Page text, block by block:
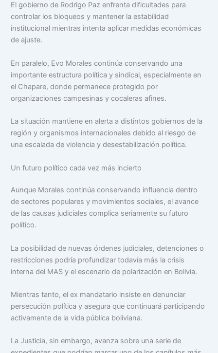
El gobierno de Rodrigo Paz enfrenta dificultades para
controlar los bloqueos y mantener la estabilidad
institucional mientras intenta aplicar medidas económicas
de ajuste.
En paralelo, Evo Morales continúa conservando una
importante estructura política y sindical, especialmente en
el Chapare, donde permanece protegido por
organizaciones campesinas y cocaleras afines.
La situación mantiene en alerta a distintos gobiernos de la
región y organismos internacionales debido al riesgo de
una escalada de violencia y desestabilización política.
Un futuro político cada vez más incierto
Aunque Morales continúa conservando influencia dentro
de sectores populares y movimientos sociales, el avance
de las causas judiciales complica seriamente su futuro
político.
La posibilidad de nuevas órdenes judiciales, detenciones o
restricciones podría profundizar todavía más la crisis
interna del MAS y el escenario de polarización en Bolivia.
Mientras tanto, el ex mandatario insiste en denunciar
persecución política y asegura que continuará participando
activamente de la vida pública boliviana.
La Justicia, sin embargo, avanza sobre una serie de